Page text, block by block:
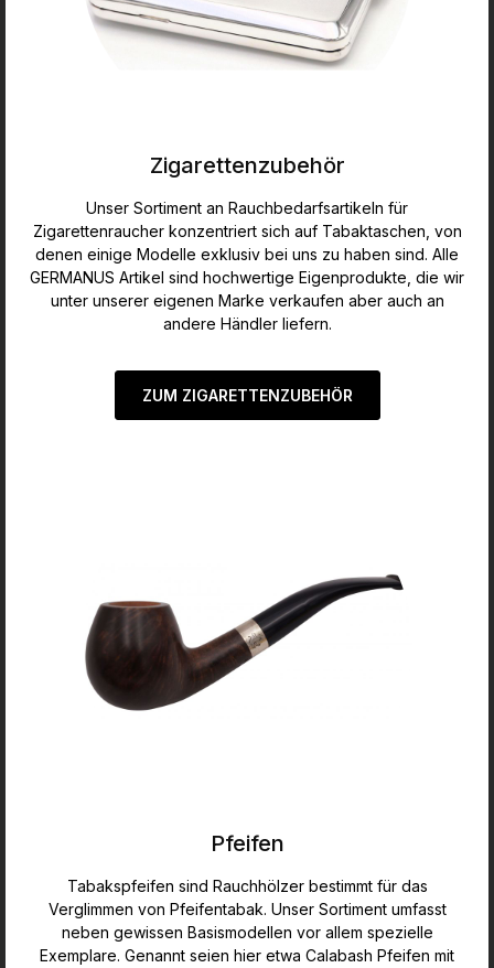
Zigarettenzubehör
Unser Sortiment an Rauchbedarfsartikeln für
Zigarettenraucher konzentriert sich auf Tabaktaschen, von
denen einige Modelle exklusiv bei uns zu haben sind. Alle
GERMANUS Artikel sind hochwertige Eigenprodukte, die wir
unter unserer eigenen Marke verkaufen aber auch an
andere Händler liefern.
ZUM ZIGARETTENZUBEHÖR
Pfeifen
Tabakspfeifen sind Rauchhölzer bestimmt für das
Verglimmen von Pfeifentabak. Unser Sortiment umfasst
neben gewissen Basismodellen vor allem spezielle
Exemplare. Genannt seien hier etwa Calabash Pfeifen mit